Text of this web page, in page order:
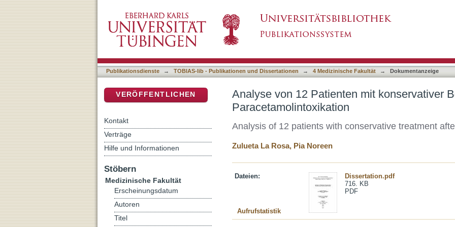
Publikationsdienste → TOBIAS-lib - Publikationen und Dissertationen → 4 Medizinische Fakultät → Dokumentanzeige
Analyse von 12 Patienten mit konservativer
Paracetamolintoxikation
Analysis of 12 patients with conservative treatment
Zulueta La Rosa, Pia Noreen
Dateien:
Dissertation.pdf
716. KB
PDF
Aufrufstatistik
VERÖFFENTLICHEN
Kontakt
Verträge
Hilfe und Informationen
Stöbern
Medizinische Fakultät
Erscheinungsdatum
Autoren
Titel